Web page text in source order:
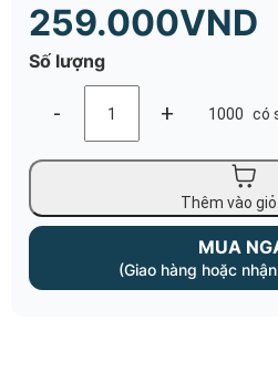
259.000VND
Số lượng
- + 1000 có
Thêm vào
MUA
(Giao hàng hoặc